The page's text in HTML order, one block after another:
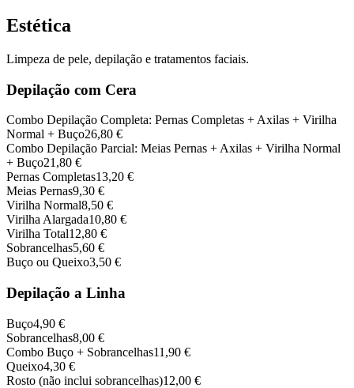
Estética
Limpeza de pele, depilação e tratamentos faciais.
Depilação com Cera
Combo Depilação Completa: Pernas Completas + Axilas + Virilha
Normal + Buço26,80 €
Combo Depilação Parcial: Meias Pernas + Axilas + Virilha Normal
+ Buço21,80 €
Pernas Completas13,20 €
Meias Pernas9,30 €
Virilha Normal8,50 €
Virilha Alargada10,80 €
Virilha Total12,80 €
Sobrancelhas5,60 €
Buço ou Queixo3,50 €
Depilação a Linha
Buço4,90 €
Sobrancelhas8,00 €
Combo Buço + Sobrancelhas11,90 €
Queixo4,30 €
Rosto (não inclui sobrancelhas)12,00 €